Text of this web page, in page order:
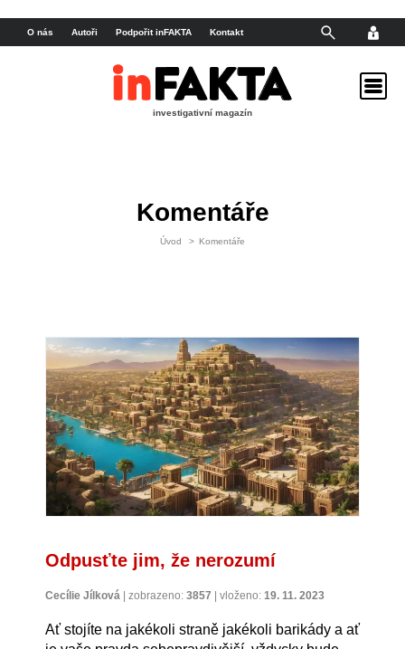
Komentáře
Úvod > Komentáře
Odpusťte jim, že nerozumí
Cecílie Jílková zobrazeno: 3857 vloženo: 19. 11. 2023
Ať stojíte na jakékoli straně jakékoli barikády a ať
investigativní magazín
O nás Autoři Podpořit inFAKTA Kontakt